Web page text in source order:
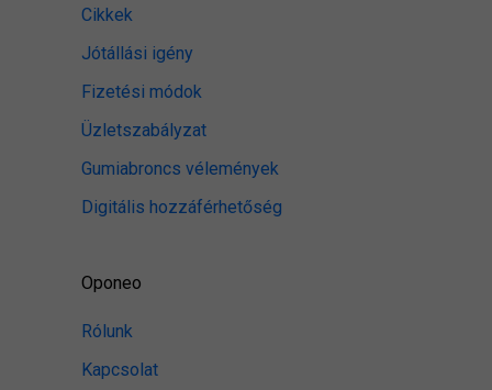
Cikkek
Jótállási igény
Fizetési módok
Üzletszabályzat
Gumiabroncs vélemények
Digitális hozzáférhetőség
Oponeo
Rólunk
Kapcsolat